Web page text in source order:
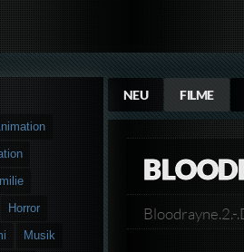
NEU FILME
Horror
Musik